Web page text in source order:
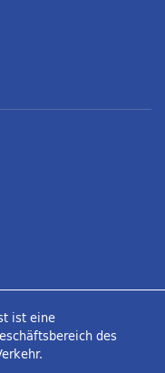
ist eine
des